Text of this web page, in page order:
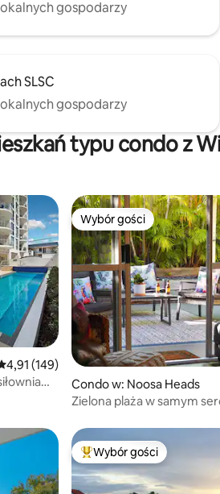
gospodarzy
SLSC
gospodarzy
typu condo z
ocena: 4,91 na 5, liczba recenzji:
4,91 (149)
Wybór gości
Wybór gości
Condo w: Noosa Heads
Zielona plaża w samym
gości Najpopularniejsze z
Wybór gości